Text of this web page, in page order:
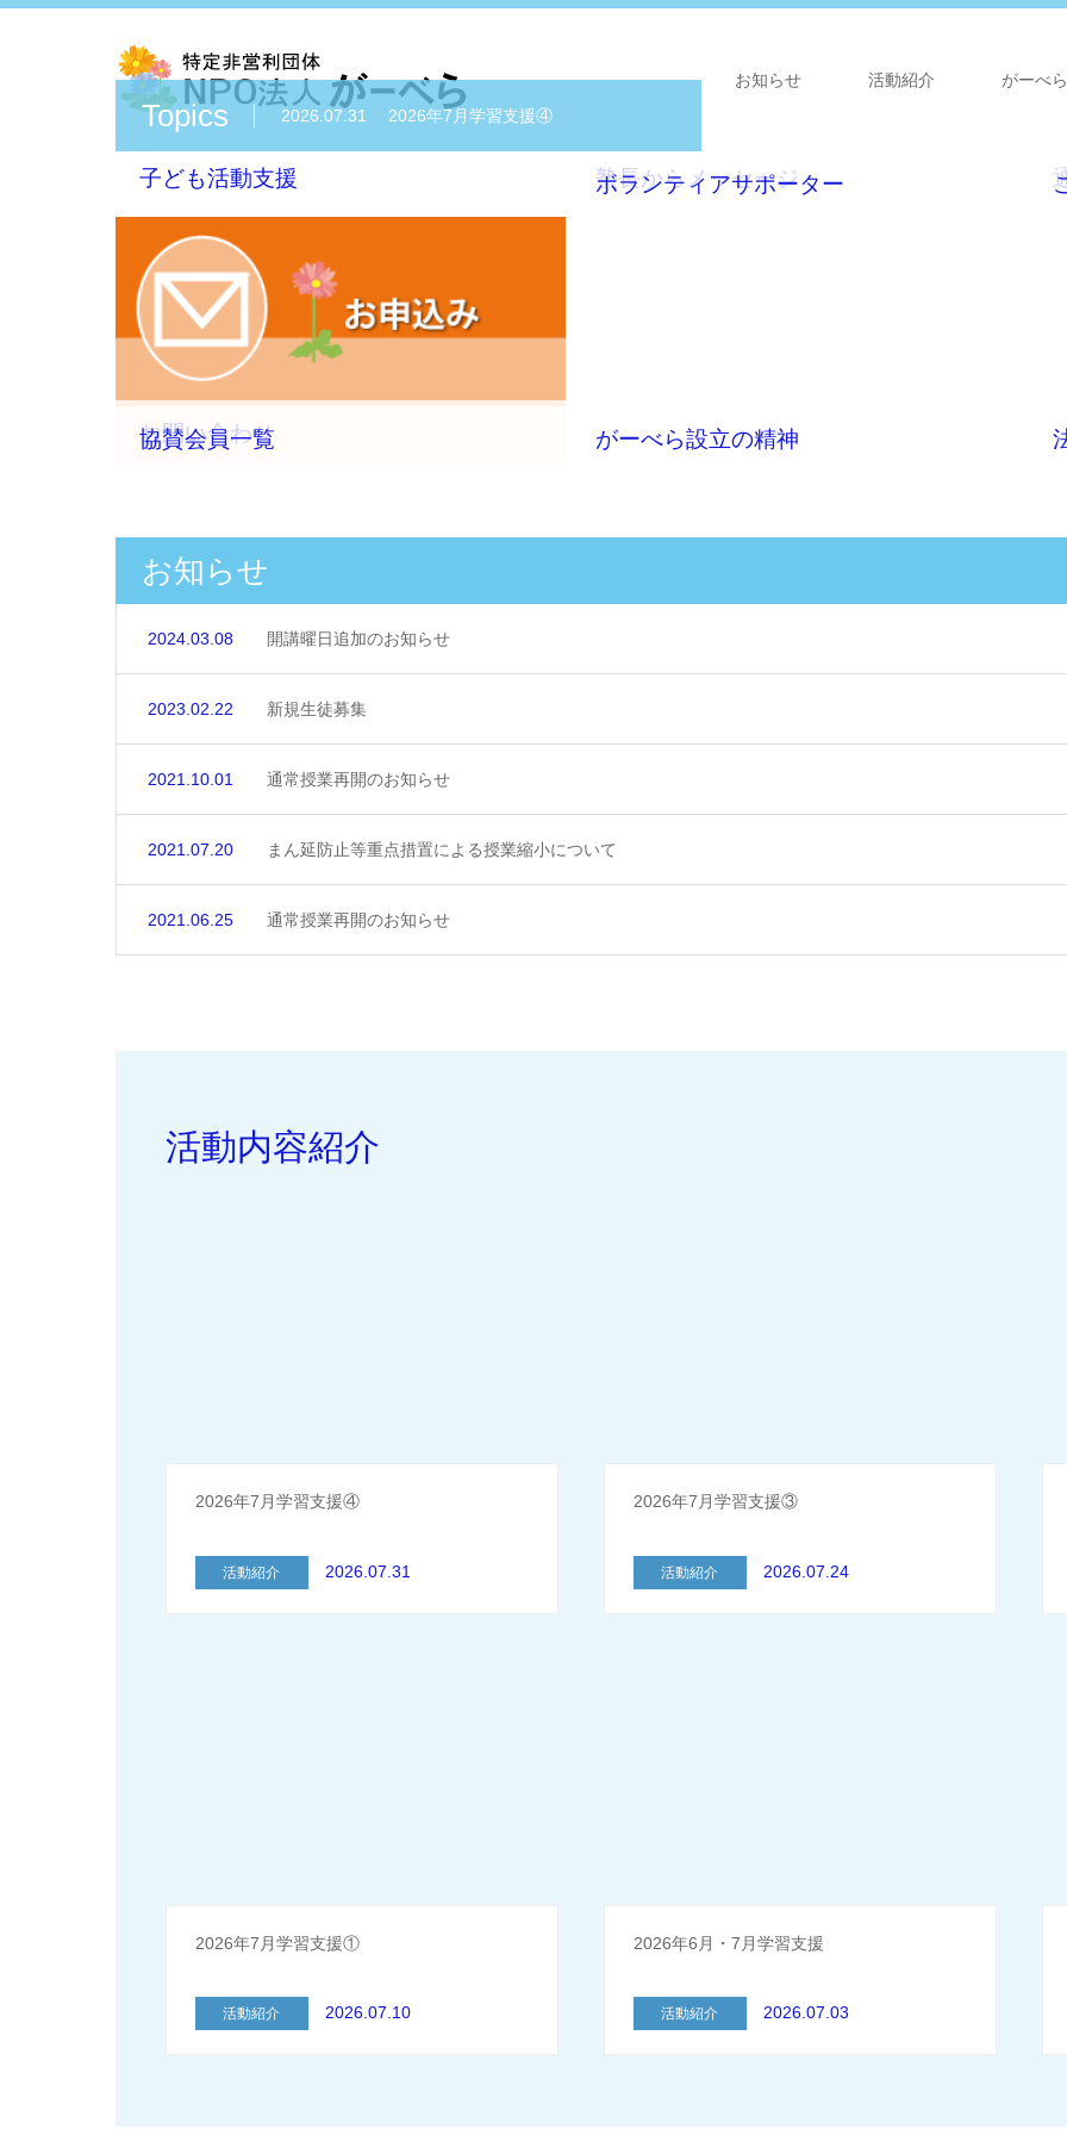
お知らせ 活動紹介 がーべ
Topics 2026.07.31 2026年7月学習支援④
2026.07.24
2026.07.17
2026.07.10 2026年7月学習支援①
2026.07.03 2026年6月・7月学習支援
子ども活動支援 塾長からメッセージ
お問い合わせ
ボランティアサポーター
協賛会員一覧 がーべら設立の精神
お知らせ
2024.03.08 開講曜日追加のお知らせ
2023.02.22 新規生徒募集
2021.10.01 通常授業再開のお知らせ
2021.07.20 まん延防止等重点措置による授業縮小について
2021.06.25 通常授業再開のお知らせ
活動内容紹介
2026年7月学習支援④
活動紹介 2026.07.31
2026年7月学習支援③
活動紹介 2026.07.24
2026年7月学習支援①
活動紹介 2026.07.10
2026年6月・7月学習支援
活動紹介 2026.07.03